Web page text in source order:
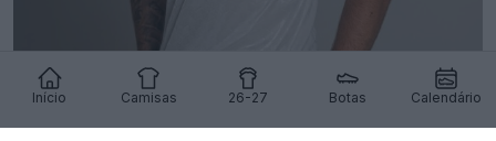
Início Camisas 26-27 Botas Calendário